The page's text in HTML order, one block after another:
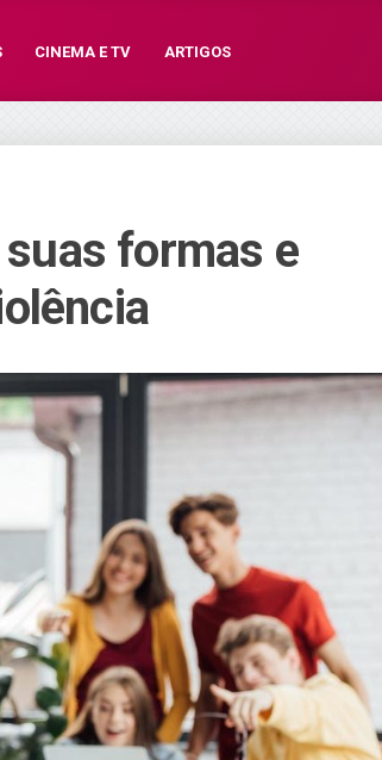
CINEMA E TV ARTIGOS
formas e